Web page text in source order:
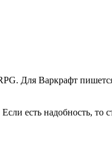
Для Варкрафт
есть надобность, то